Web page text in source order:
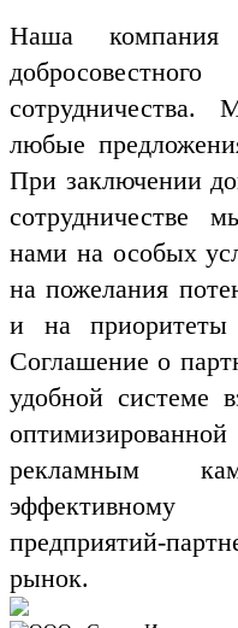
Наша компания
сотрудничества.
любые
При заключении
сотрудничестве
нами на особых
на пожелания
и на приоритеты
Соглашение о
удобной системе
рекламным
эффективному
предприятий-
рынок.